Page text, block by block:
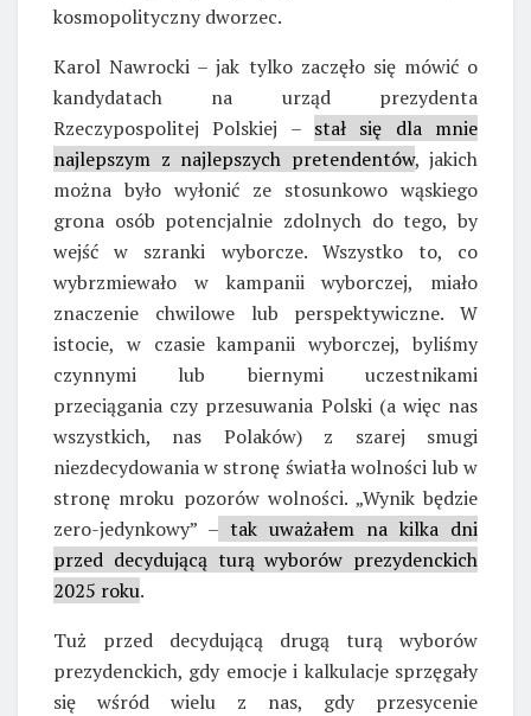
kosmopolityczny dworzec.
Karol Nawrocki – jak tylko zaczęło się mówić o
kandydatach na urząd prezydenta
Rzeczypospolitej Polskiej – stał się dla mnie
najlepszym z najlepszych pretendentów, jakich
można było wyłonić ze stosunkowo wąskiego
grona osób potencjalnie zdolnych do tego, by
wejść w szranki wyborcze. Wszystko to, co
wybrzmiewało w kampanii wyborczej, miało
znaczenie chwilowe lub perspektywiczne. W
istocie, w czasie kampanii wyborczej, byliśmy
czynnymi lub biernymi uczestnikami
przeciągania czy przesuwania Polski (a więc nas
wszystkich, nas Polaków) z szarej smugi
niezdecydowania w stronę światła wolności lub w
stronę mroku pozorów wolności. „Wynik będzie
zero-jedynkowy” – tak uważałem na kilka dni
przed decydującą turą wyborów prezydenckich
2025 roku.
Tuż przed decydującą drugą turą wyborów
prezydenckich, gdy emocje i kalkulacje sprzęgały
się wśród wielu z nas, gdy przesycenie